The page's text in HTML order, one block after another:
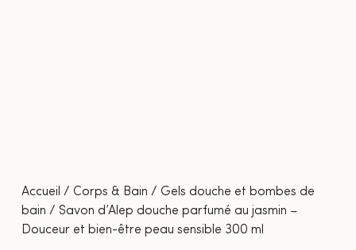
Accueil / Corps & Bain / Gels douche et bombes de
bain / Savon d’Alep douche parfumé au jasmin –
Douceur et bien-être peau sensible 300 ml